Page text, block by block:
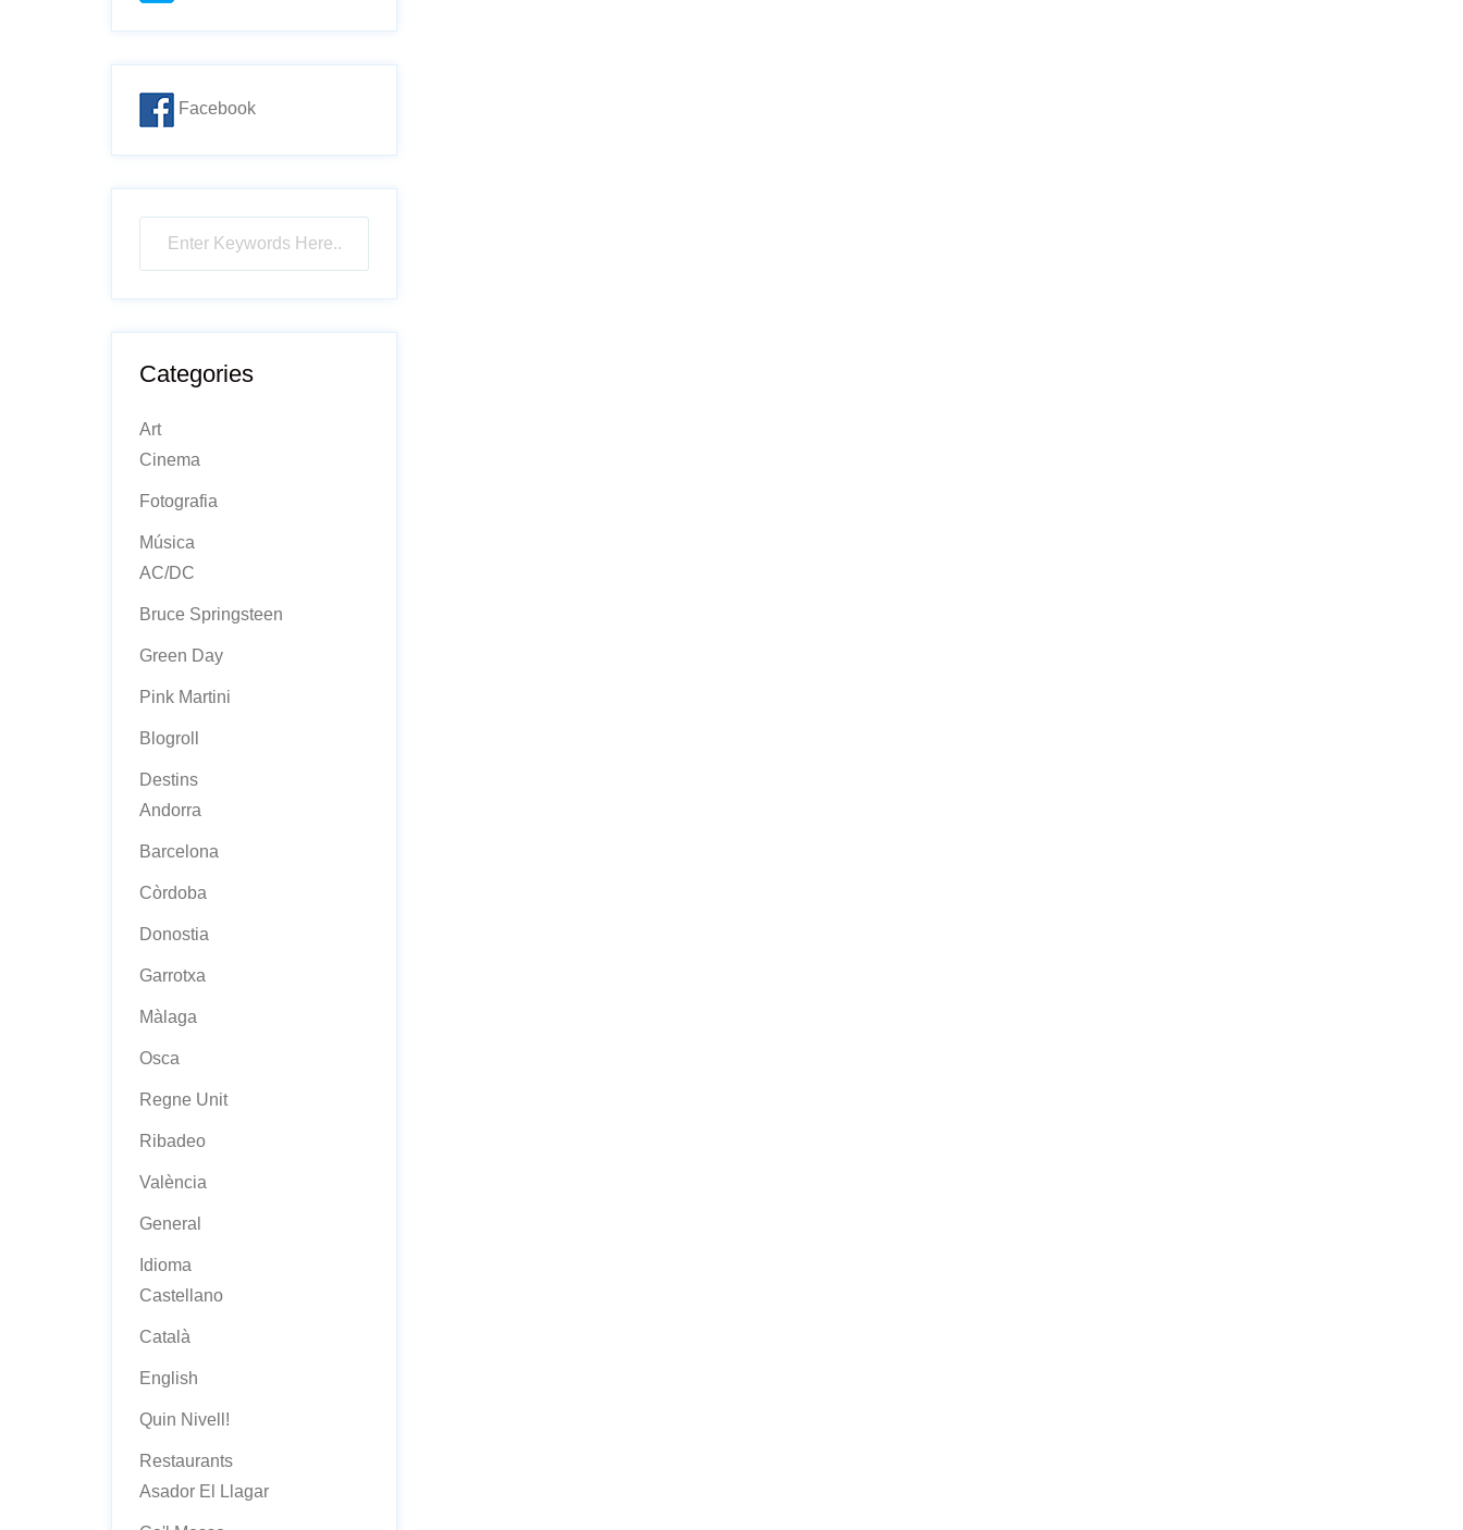
Facebook
Categories
Art
Cinema
Fotografia
Música
AC/DC
Bruce Springsteen
Green Day
Pink Martini
Blogroll
Destins
Andorra
Barcelona
Còrdoba
Donostia
Garrotxa
Màlaga
Osca
Regne Unit
Ribadeo
València
General
Idioma
Castellano
Català
English
Quin Nivell!
Restaurants
Asador El Llagar